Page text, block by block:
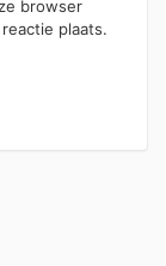
browser
plaats.